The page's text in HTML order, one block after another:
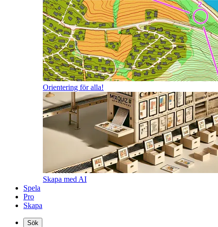
Orientering för alla!
Skapa med AI
Spela
Pro
Skapa
Sök